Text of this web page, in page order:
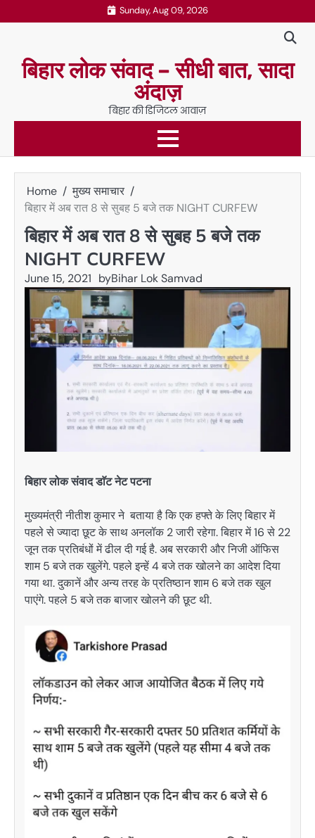
to
Sunday, Aug 09, 2026
बिहार लोक संवाद – सीधी बात, सादा
अंदाज़
बिहार की डिजिटल आवाज़
Home
मुख्य समाचार
बिहार में अब रात 8 से सुबह 5 बजे तक NIGHT CURFEW
बिहार में अब रात 8 से सुबह 5 बजे तक
NIGHT CURFEW
June 15, 2021 byBihar Lok Samvad
बिहार लोक संवाद डाॅट नेट पटना
मुख्यमंत्री नीतीश कुमार ने बताया है कि एक हफ्ते के लिए बिहार में
पहले से ज्यादा छूट के साथ अनलॉक 2 जारी रहेगा. बिहार में 16 से 22
जून तक प्रतिबंधों में ढील दी गई है. अब सरकारी और निजी ऑफिस
शाम 5 बजे तक खुलेंगे. पहले इन्हें 4 बजे तक खोलने का आदेश दिया
गया था. दुकानें और अन्य तरह के प्रतिष्ठान शाम 6 बजे तक खुल
पाएंगे. पहले 5 बजे तक बाजार खोलने की छूट थी.